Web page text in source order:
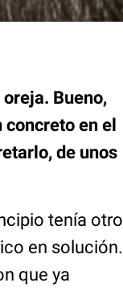
Bueno,
concreto en el
de unos
tenía otro
en solución.
que ya